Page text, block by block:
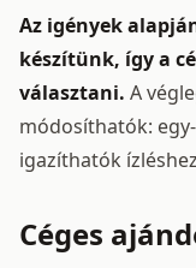
Az igények
készítünk, így a
választani. A
módosíthatók:
igazíthatók
Céges